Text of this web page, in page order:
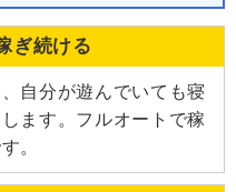
ぎ続ける
自分が遊んでいても寝
ます。フルオートで稼
。